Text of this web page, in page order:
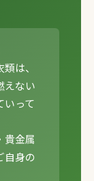
は、
えない
いって
貴金属
自身の